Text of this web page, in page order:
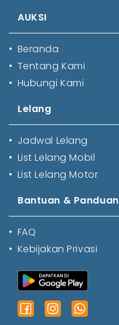
AUKSI
• Beranda
• Tentang Kami
• Hubungi Kami
Lelang
• Jadwal Lelang
• List Lelang Mobil
• List Lelang Motor
Bantuan & Panduan
• FAQ
• Kebijakan Privasi